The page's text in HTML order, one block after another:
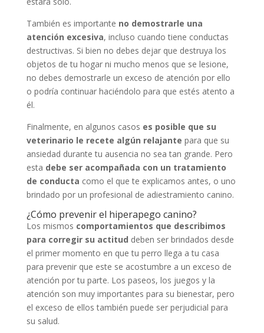
También es importante no demostrarle una
atención excesiva, incluso cuando tiene conductas
destructivas. Si bien no debes dejar que destruya los
objetos de tu hogar ni mucho menos que se lesione,
no debes demostrarle un exceso de atención por ello
o podría continuar haciéndolo para que estés atento a
él.
Finalmente, en algunos casos es posible que su
veterinario le recete algún relajante para que su
ansiedad durante tu ausencia no sea tan grande. Pero
esta debe ser acompañada con un tratamiento
de conducta como el que te explicamos antes, o uno
brindado por un profesional de adiestramiento canino.
¿Cómo prevenir el hiperapego canino?
Los mismos comportamientos que describimos
para corregir su actitud deben ser brindados desde
el primer momento en que tu perro llega a tu casa
para prevenir que este se acostumbre a un exceso de
atención por tu parte. Los paseos, los juegos y la
atención son muy importantes para su bienestar, pero
el exceso de ellos también puede ser perjudicial para
su salud.